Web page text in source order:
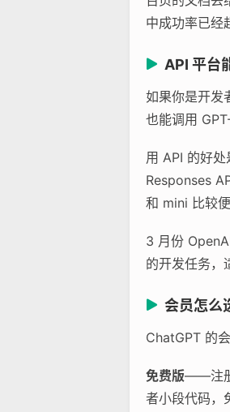
中成功率已经
API 平台
如果你是开发
也能调用
用 API 的好
Responses
和 mini 比较
3 月份
的开发任务，
会员怎么
ChatGPT 的
免费版——注册
者小段代码，